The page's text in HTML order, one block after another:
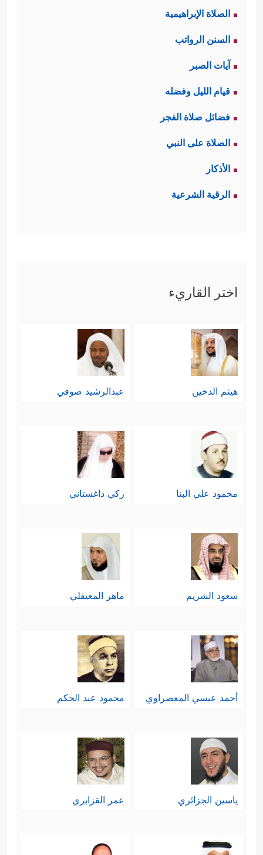
الصلاة الإبراهيمية
السنن الرواتب
آيات الصبر
قيام الليل وفضله
فضائل صلاة الفجر
الصلاة على النبي
الأذكار
الرقية الشرعية
اختر القاريء
هيثم الدخين عبدالرشيد صوفي
محمود علي البنا زكي داغستاني
سعود الشريم ماهر المعيقلي
أحمد عيسي المعصراوي محمود عبد الحكم
ياسين الجزائري عمر القزابري